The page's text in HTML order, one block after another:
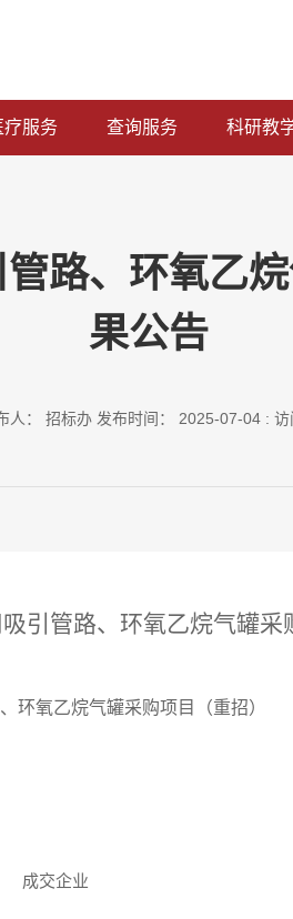
疗服务 查询服务 科研教
路、环氧乙
果公告
人： 招标办 发布时间： 2025-07-04 :
引管路、环氧乙烷气罐采
环氧乙烷气罐采购项目（重招）
成交企业